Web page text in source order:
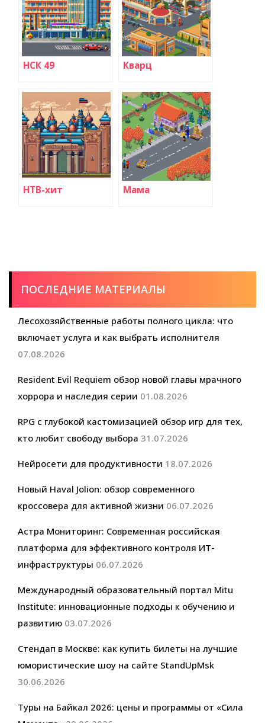
НСК 49 Кварц
НТВ-хит Мама
ПОСЛЕДНИЕ МАТЕРИАЛЫ
Лесохозяйственные работы полного цикла: что
включает услуга и как выбрать исполнителя
07.08.2026
Resident Evil Requiem обзор новой главы мрачного
хоррора и наследия серии 01.08.2026
RPG с глубокой кастомизацией обзор игр для тех,
кто любит свободу выбора 31.07.2026
Нейросети для продуктивности 18.07.2026
Новый Haval Jolion: обзор современного
кроссовера для активной жизни 06.07.2026
Астра Мониторинг: Современная российская
платформа для эффективного контроля ИТ-
инфраструктуры 06.07.2026
Международный образовательный портал Mitu
Institute: инновационные подходы к обучению и
развитию 03.07.2026
Стендап в Москве: как купить билеты на лучшие
юмористические шоу на сайте StandUpMsk
30.06.2026
Туры на Байкал 2026: цены и программы от «Сила